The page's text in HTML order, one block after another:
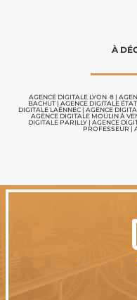
À
AGENCE DIGITALE LYON 8|
BACHUT| AGENCE DIGITALE
DIGITALE LAËNNEC | AGENCE
AGENCE DIGITALE MOULIN À
DIGITALE PARILLY| AGENCE
PROFESSEUR |